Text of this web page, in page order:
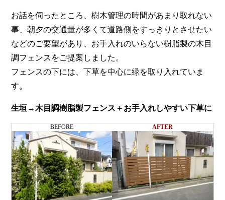
お話を伺ったところ、樹木管理の時間があまり取れない
事、朝夕の交通量が多くて道路側をすっきりとさせたい
などのご要望があり、お手入れのいらない樹脂製の木目
調フェンスをご提案しました。
フェンスの下には、下草を中心に緑を取り入れていま
す。
生垣→木目調樹脂製フェンス＋お手入れしやすい下草に
BEFORE AFTER